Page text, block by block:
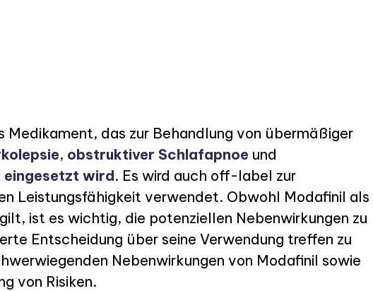
Medikament, das zur Behandlung von übermäßiger
, obstruktiver Schlafapnoe und
wird. Es wird auch off-label zur
Leistungsfähigkeit verwendet. Obwohl Modafinil als
ist es wichtig, die potenziellen Nebenwirkungen zu
Entscheidung über seine Verwendung treffen zu
Nebenwirkungen von Modafinil sowie
von Risiken.